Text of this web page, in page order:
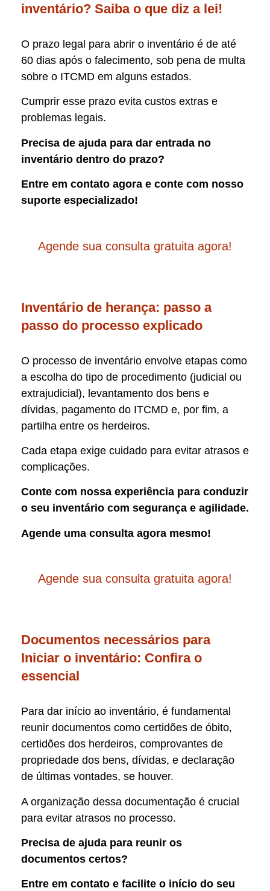
inventário? Saiba o que diz a lei!
O prazo legal para abrir o inventário é de até
60 dias após o falecimento, sob pena de multa
sobre o ITCMD em alguns estados.
Cumprir esse prazo evita custos extras e
problemas legais.
Precisa de ajuda para dar entrada no
inventário dentro do prazo?
Entre em contato agora e conte com nosso
suporte especializado!
Agende sua consulta gratuita agora!
Inventário de herança: passo a
passo do processo explicado
O processo de inventário envolve etapas como
a escolha do tipo de procedimento (judicial ou
extrajudicial), levantamento dos bens e
dívidas, pagamento do ITCMD e, por fim, a
partilha entre os herdeiros.
Cada etapa exige cuidado para evitar atrasos e
complicações.
Conte com nossa experiência para conduzir
o seu inventário com segurança e agilidade.
Agende uma consulta agora mesmo!
Agende sua consulta gratuita agora!
Documentos necessários para
Iniciar o inventário: Confira o
essencial
Para dar início ao inventário, é fundamental
reunir documentos como certidões de óbito,
certidões dos herdeiros, comprovantes de
propriedade dos bens, dívidas, e declaração
de últimas vontades, se houver.
A organização dessa documentação é crucial
para evitar atrasos no processo.
Precisa de ajuda para reunir os
documentos certos?
Entre em contato e facilite o início do seu